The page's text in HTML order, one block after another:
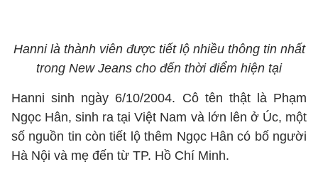
Hanni là thành viên được tiết lộ nhiều thông tin nhất
trong New Jeans cho đến thời điểm hiện tại
Hanni sinh ngày 6/10/2004. Cô tên thật là Phạm
Ngọc Hân, sinh ra tại Việt Nam và lớn lên ở Úc, một
số nguồn tin còn tiết lộ thêm Ngọc Hân có bố người
Hà Nội và mẹ đến từ TP. Hồ Chí Minh.